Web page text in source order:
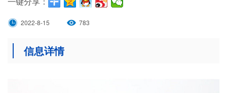
2022-8-15 783
信息详情